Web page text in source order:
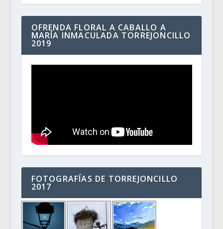
OFRENDA FLORAL A CABALLO A
MARÍA INMACULADA TORREJONCILLO
2019
FOTOGRAFÍAS DE TORREJONCILLO
2017